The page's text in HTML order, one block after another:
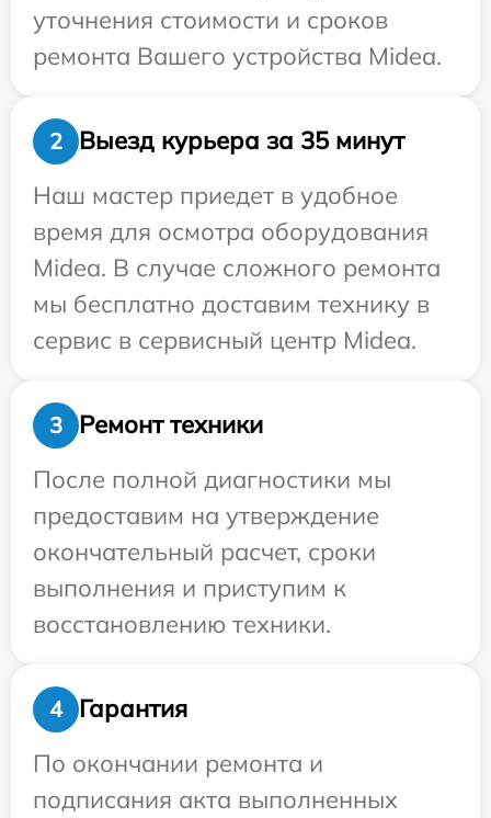
уточнения стоимости и сроков
ремонта Вашего устройства Midea.
2
Выезд курьера за 35 минут
Наш мастер приедет в удобное
время для осмотра оборудования
Midea. В случае сложного ремонта
мы бесплатно доставим технику в
сервис в сервисный центр Midea.
3
Ремонт техники
После полной диагностики мы
предоставим на утверждение
окончательный расчет, сроки
выполнения и приступим к
восстановлению техники.
4
Гарантия
По окончании ремонта и
подписания акта выполненных